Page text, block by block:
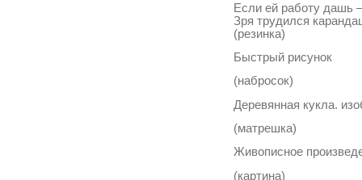
Если ей работу дашь –
Зря трудился
(резинка)
Быстрый рисунок
(набросок)
Деревянная кукла.
(матрешка)
Живописное
(картина)